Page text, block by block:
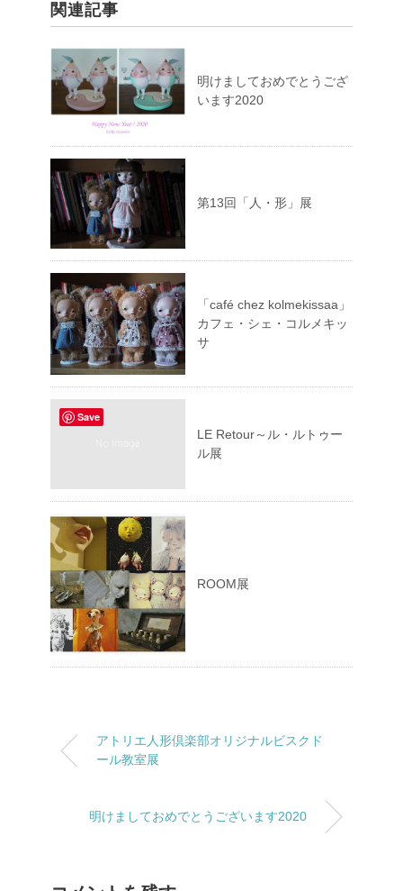
関連記事
明けましておめでとうござ
います2020
第13回「人・形」展
「café chez kolmekissaa」
カフェ・シェ・コルメキッ
サ
LE Retour～ル・ルトゥー
ル展
ROOM展
アトリエ人形倶楽部オリジナルビスクド
ール教室展
明けましておめでとうございます2020
Save